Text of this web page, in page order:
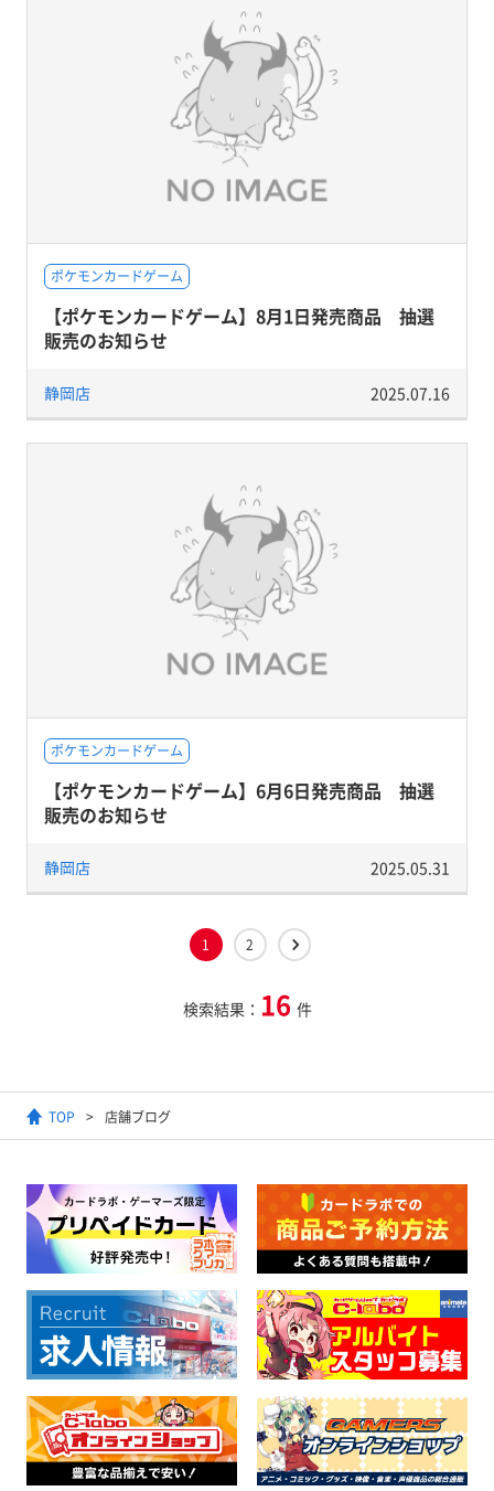
ポケモンカードゲーム
【ポケモンカードゲーム】8月1日発売商品 抽選
販売のお知らせ
静岡店 2025.07.16
ポケモンカードゲーム
【ポケモンカードゲーム】6月6日発売商品 抽選
販売のお知らせ
静岡店 2025.05.31
1 2
検索結果： 16 件
TOP 店舗ブログ